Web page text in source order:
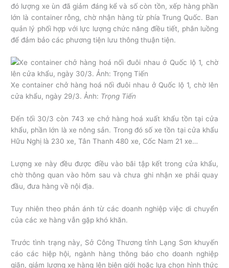
đó lượng xe ùn đã giảm đáng kể và số còn tồn, xếp hàng phần
lớn là container rỗng, chờ nhận hàng từ phía Trung Quốc. Ban
quản lý phối hợp với lực lượng chức năng điều tiết, phân luồng
để đảm bảo các phương tiện lưu thông thuận tiện.
Xe container chở hàng hoá nối đuôi nhau ở Quốc lộ 1, chờ lên
cửa khẩu, ngày 29/3. Ảnh: Trọng Tiến
Đến tối 30/3 còn 743 xe chở hàng hoá xuất khẩu tồn tại cửa
khẩu, phần lớn là xe nông sản. Trong đó số xe tồn tại cửa khẩu
Hữu Nghị là 230 xe, Tân Thanh 480 xe, Cốc Nam 21 xe…
Lượng xe này đều được điều vào bãi tập kết trong cửa khẩu,
chờ thông quan vào hôm sau và chưa ghi nhận xe phải quay
đầu, đưa hàng về nội địa.
Tuy nhiên theo phản ánh từ các doanh nghiệp việc di chuyển
của các xe hàng vẫn gặp khó khăn.
Trước tình trạng này, Sở Công Thương tỉnh Lạng Sơn khuyến
cáo các hiệp hội, ngành hàng thông báo cho doanh nghiệp
giãn, giảm lượng xe hàng lên biên giới hoặc lựa chọn hình thức